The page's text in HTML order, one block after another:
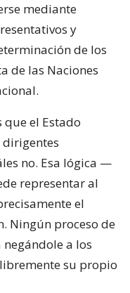
mediante
y
de los
de las Naciones
que el Estado
no. Esa lógica —
representar al
el
Ningún proceso de
a los
su propio